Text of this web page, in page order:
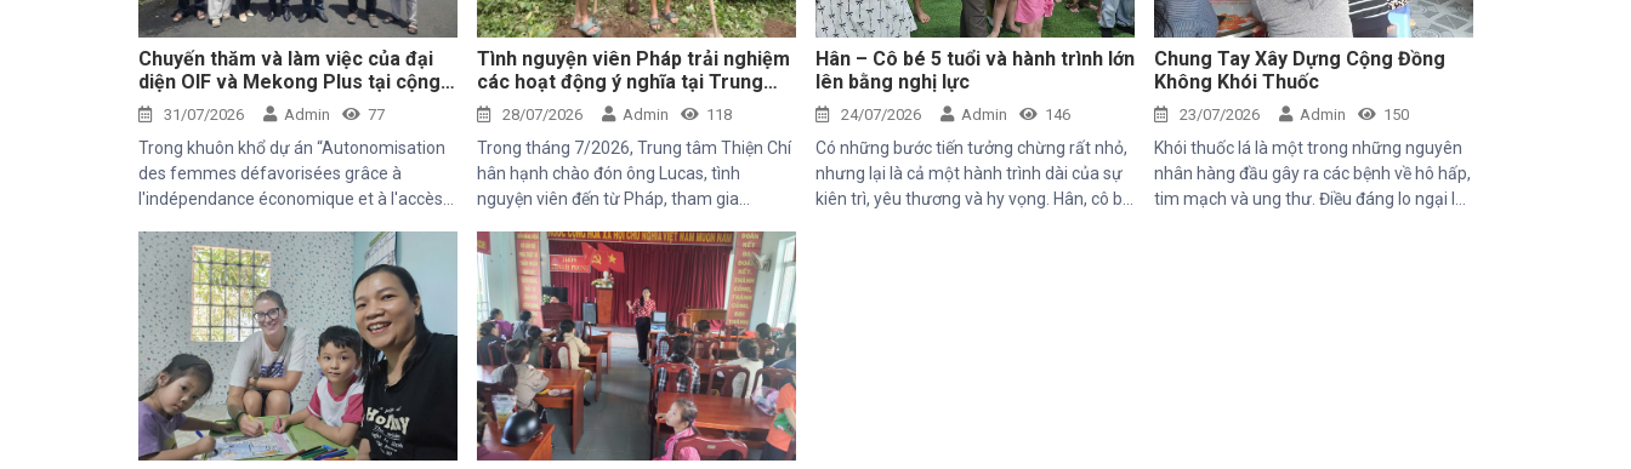
Chuyến thăm và làm việc của đại
diện OIF và Mekong Plus tại cộng
đồng dự án
31/07/2026 Admin 77
Trong khuôn khổ dự án “Autonomisation
des femmes défavorisées grâce à
l'indépendance économique et à l'accès
tâm Thiện Chí vinh dự đón tiếp ông
Kaloyan Kolev, đại diện đơn vị tài trợ
Organisation internationale de la
Francophonie (OIF), và ông Bernard
Kervyn, đại diện Mekong Plus, trong
chuyến công tác tại xã Tánh Linh, Bắc
Ruộng và Hàm Kiệm, tỉnh Lâm Đồng.
Tình nguyện viên Pháp trải nghiệm
các hoạt động ý nghĩa tại Trung
tâm Thiện Chí
28/07/2026 Admin 118
Trong tháng 7/2026, Trung tâm Thiện Chí
hân hạnh chào đón ông Lucas, tình
nguyện viên đến từ Pháp, tham gia
động của dự án do Mekong Plus tài trợ tại
địa phương.
Hân – Cô bé 5 tuổi và hành trình lớn
lên bằng nghị lực
24/07/2026 Admin 146
Có những bước tiến tưởng chừng rất nhỏ,
nhưng lại là cả một hành trình dài của sự
kiên trì, yêu thương và hy vọng. Hân, cô bé
Chung Tay Xây Dựng Cộng Đồng
Không Khói Thuốc
23/07/2026 Admin 150
Khói thuốc lá là một trong những nguyên
nhân hàng đầu gây ra các bệnh về hô hấp,
tim mạch và ung thư. Điều đáng lo ngại là